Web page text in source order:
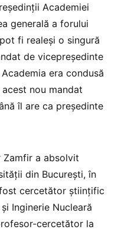
Academiei
generală a forului
fi realeși o singură
de vicepreședinte
era condusă
nou mandat
îl are ca președinte
Zamfir a absolvit
din București, în
cercetător științific
Inginerie Nucleară
cercetător la